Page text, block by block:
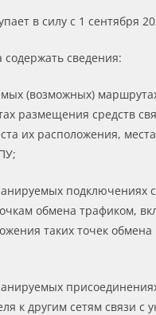
в силу с 1 сентября
сведения:
(возможных)
размещения средств
их расположения,
подключениях
обмена трафиком,
таких точек обмена
к другим сетям связи с